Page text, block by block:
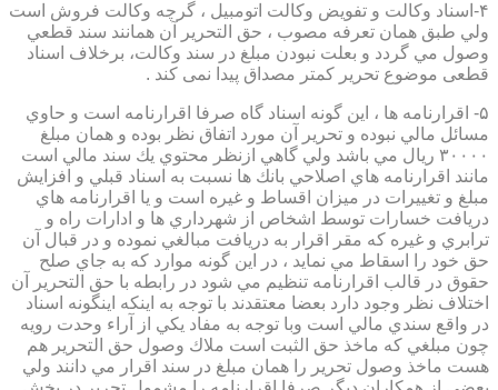
۴-اسناد وكالت و تفويض وكالت اتومبيل ، گرچه وكالت فروش است
ولي طبق همان تعرفه مصوب ، حق التحرير آن همانند سند قطعي
وصول مي گردد و بعلت نبودن مبلغ در سند وكالت، برخلاف اسناد
قطعی موضوع تحریر کمتر مصداق پیدا نمی کند .
۵- اقرارنامه ها ، اين گونه اسناد گاه صرفا اقرارنامه است و حاوي
مسائل مالي نبوده و تحرير آن مورد اتفاق نظر بوده و همان مبلغ
۳۰۰۰۰ ريال مي باشد ولي گاهي ازنظر محتوي يك سند مالي است
مانند اقرارنامه هاي اصلاحي بانك ها نسبت به اسناد قبلي و افزايش
مبلغ و تغييرات در ميزان اقساط و غيره است و يا اقرارنامه هاي
دريافت خسارات توسط اشخاص از شهرداري ها و ادارات راه و
ترابري و غيره كه مقر اقرار به دريافت مبالغي نموده و در قبال آن
حق خود را اسقاط مي نمايد ، در اين گونه موارد كه به جاي صلح
حقوق در قالب اقرارنامه تنظيم مي شود در رابطه با حق التحرير آن
اختلاف نظر وجود دارد بعضا معتقدند با توجه به اينكه اينگونه اسناد
در واقع سندي مالي است وبا توجه به مفاد يكي از آراء وحدت رويه
چون مبلغي كه ماخذ حق الثبت است ملاك وصول حق التحرير هم
هست ماخذ وصول تحرير را همان مبلغ در سند اقرار مي دانند ولي